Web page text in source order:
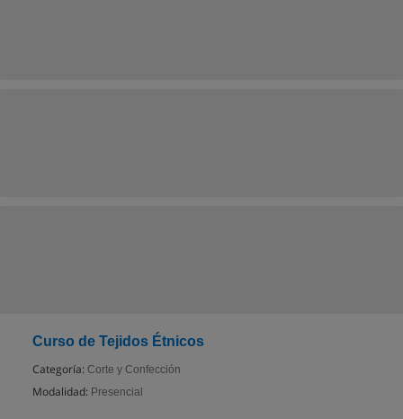
Curso de Tejidos Étnicos
Categoría: Corte y Confección
Modalidad: Presencial